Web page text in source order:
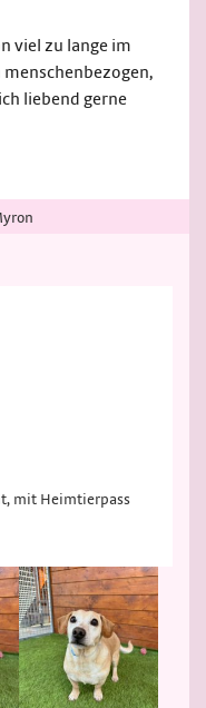
viel zu lange im
liebend gerne
mit Heimtierpass